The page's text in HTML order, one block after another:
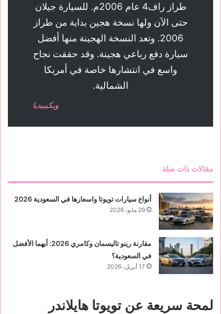
طراز راف4 عام 2006م. للسيارة جيلان
حتى الآن ولها نسخة هجين بداية من طراز
2006. وتعد النسخة الهجينة منها أفضل
سيارة دفع رباعي هجينة. وقد حققت نجاح
واسع في انتشارها خاصة في أمريكا
الشمالية.
ويكيبيديا
مقالات ذات صلة
أنواع سيارات تويوتا واسعارها في السعودية 2026
29 مايو، 2026
مقارنة رينو تاليسمان وكامري 2026: أيهما الأفضل
في السعودية؟
17 أبريل، 2026
لمحة سريعة عن تويوتا هايلاندر